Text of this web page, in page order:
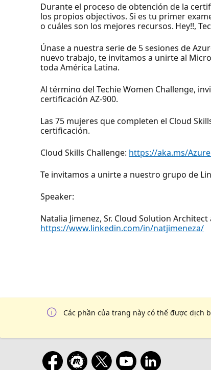
Durante el proceso de obtención de la
los propios objectivos. Si es tu primer
o cuáles son los mejores recursos. Hey!!,
Únase a nuestra serie de 5 sesiones de
nuevo trabajo, te invitamos a unirte al
toda América Latina.
Al término del Techie Women Challenge,
certificación AZ-900.
Las 75 mujeres que completen el Cloud
certificación.
Cloud Skills Challenge: https://aka.ms/
Te invitamos a unirte a nuestro grupo de
Speaker:
Natalia Jimenez, Sr. Cloud Solution
https://www.linkedin.com/in/natjimeneza/
Các phần của trang này có thể được dịch